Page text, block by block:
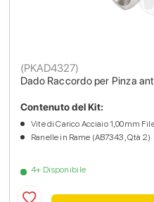
Dado Raccordo per Pinza
(PKAD4327)
4+ Disponibile
Contenuto del Kit:
Vite di Carico Acciaio 1,00mm
Ranelle in Rame (AB7343 , Qtà 2)